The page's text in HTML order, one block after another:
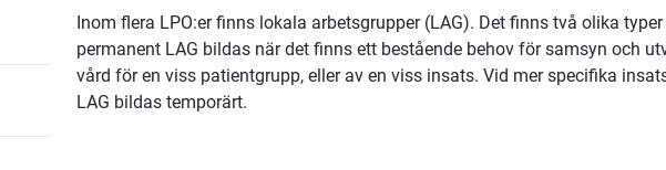
Inom flera LPO:er finns lokala arbetsgrupper (LAG). Det finns två olika typer
permanent LAG bildas när det finns ett bestående behov för samsyn och
vård för en viss patientgrupp, eller av en viss insats. Vid mer specifika
LAG bildas temporärt.